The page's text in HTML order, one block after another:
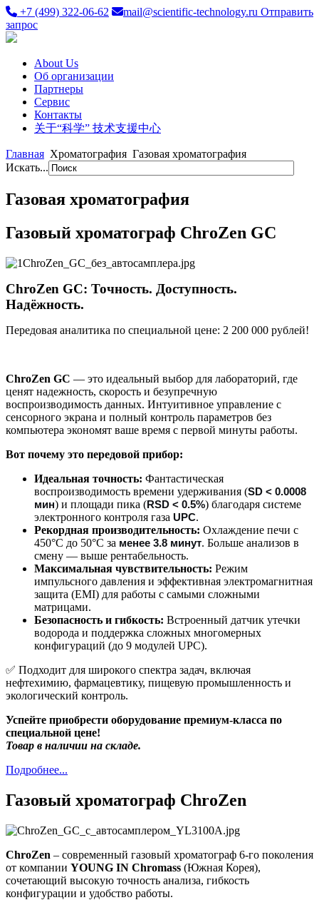
+7 (499) 322-06-62 mail@scientific-technology.ru Отправить
запрос
About Us
Об организации
Партнеры
Сервис
Контакты
关于“科学” 技术支援中心
Главная Хроматография Газовая хроматография
Искать...
Газовая хроматография
Газовый хроматограф ChroZen GC
ChroZen GC: Точность. Доступность.
Надёжность.
Передовая аналитика по специальной цене: 2 200 000 рублей!
ChroZen GC — это идеальный выбор для лабораторий, где
ценят надежность, скорость и безупречную
воспроизводимость данных. Интуитивное управление с
сенсорного экрана и полный контроль параметров без
компьютера экономят ваше время с первой минуты работы.
Вот почему это передовой прибор:
Идеальная точность: Фантастическая
воспроизводимость времени удерживания (SD < 0.0008
мин) и площади пика (RSD < 0.5%) благодаря системе
электронного контроля газа UPC.
Рекордная производительность: Охлаждение печи с
450°C до 50°C за менее 3.8 минут. Больше анализов в
смену — выше рентабельность.
Максимальная чувствительность: Режим
импульсного давления и эффективная электромагнитная
защита (EMI) для работы с самыми сложными
матрицами.
Безопасность и гибкость: Встроенный датчик утечки
водорода и поддержка сложных многомерных
конфигураций (до 9 модулей UPC).
✅ Подходит для широкого спектра задач, включая
нефтехимию, фармацевтику, пищевую промышленность и
экологический контроль.
Успейте приобрести оборудование премиум-класса по
специальной цене!
Товар в наличии на складе.
Подробнее...
Газовый хроматограф ChroZen
ChroZen – современный газовый хроматограф 6-го поколения
от компании YOUNG IN Chromass (Южная Корея),
сочетающий высокую точность анализа, гибкость
конфигурации и удобство работы.